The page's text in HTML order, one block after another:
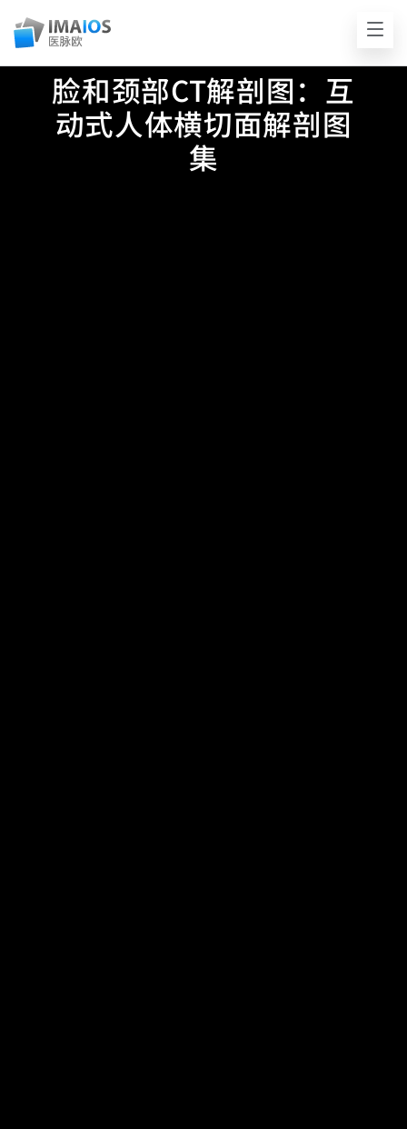
脸和颈部CT解剖图：互
动式人体横切面解剖图
集